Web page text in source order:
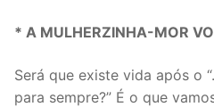
* A MULHERZINHA-MOR
Será que existe vida após o
para sempre?” É o que